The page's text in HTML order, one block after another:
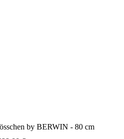
by BERWIN - 80 cm